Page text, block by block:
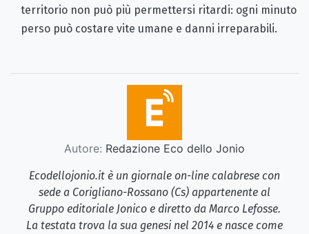
territorio non può più permettersi ritardi: ogni minuto
perso può costare vite umane e danni irreparabili.
Autore: Redazione Eco dello Jonio
Ecodellojonio.it è un giornale on-line calabrese con
sede a Corigliano-Rossano (Cs) appartenente al
Gruppo editoriale Jonico e diretto da Marco Lefosse.
La testata trova la sua genesi nel 2014 e nasce come